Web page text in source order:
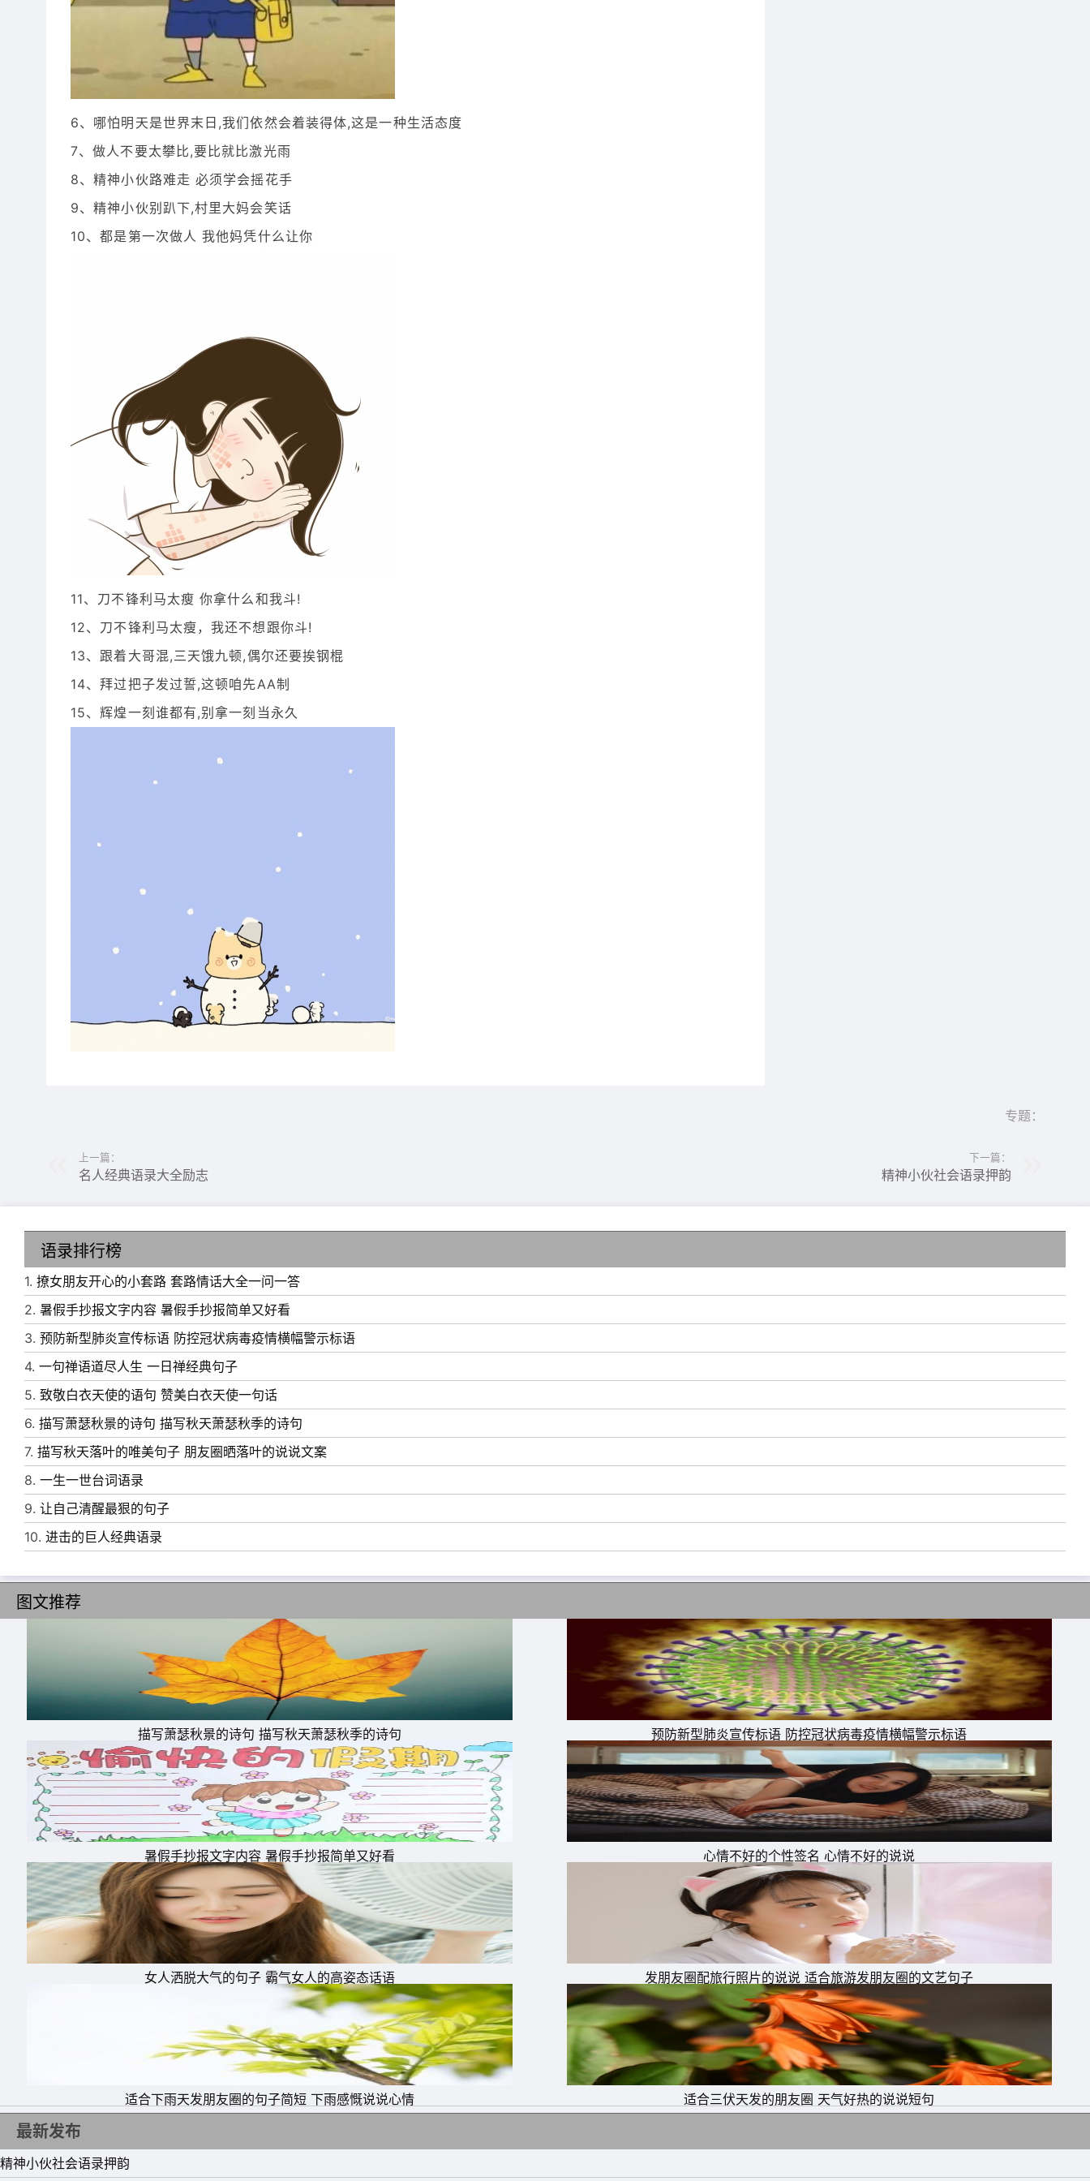
6、哪怕明天是世界末日,我们依然会着装得体,这是一种生活态度
7、做人不要太攀比,要比就比激光雨
8、精神小伙路难走 必须学会摇花手
9、精神小伙别趴下,村里大妈会笑话
10、都是第一次做人 我他妈凭什么让你
11、刀不锋利马太瘦 你拿什么和我斗!
12、刀不锋利马太瘦，我还不想跟你斗!
13、跟着大哥混,三天饿九顿,偶尔还要挨钢棍
14、拜过把子发过誓,这顿咱先AA制
15、辉煌一刻谁都有,别拿一刻当永久
专题：
上一篇：
名人经典语录大全励志
下一篇：
精神小伙社会语录押韵
语录排行榜
1. 撩女朋友开心的小套路 套路情话大全一问一答
2. 暑假手抄报文字内容 暑假手抄报简单又好看
3. 预防新型肺炎宣传标语 防控冠状病毒疫情横幅警示标语
4. 一句禅语道尽人生 一日禅经典句子
5. 致敬白衣天使的语句 赞美白衣天使一句话
6. 描写萧瑟秋景的诗句 描写秋天萧瑟秋季的诗句
7. 描写秋天落叶的唯美句子 朋友圈晒落叶的说说文案
8. 一生一世台词语录
9. 让自己清醒最狠的句子
10. 进击的巨人经典语录
图文推荐
描写萧瑟秋景的诗句 描写秋天萧瑟秋季的诗句 预防新型肺炎宣传标语 防控冠状病毒疫情横幅警示标语
暑假手抄报文字内容 暑假手抄报简单又好看 心情不好的个性签名 心情不好的说说
女人洒脱大气的句子 霸气女人的高姿态话语 发朋友圈配旅行照片的说说 适合旅游发朋友圈的文艺句子
适合下雨天发朋友圈的句子简短 下雨感慨说说心情 适合三伏天发的朋友圈 天气好热的说说短句
最新发布
精神小伙社会语录押韵